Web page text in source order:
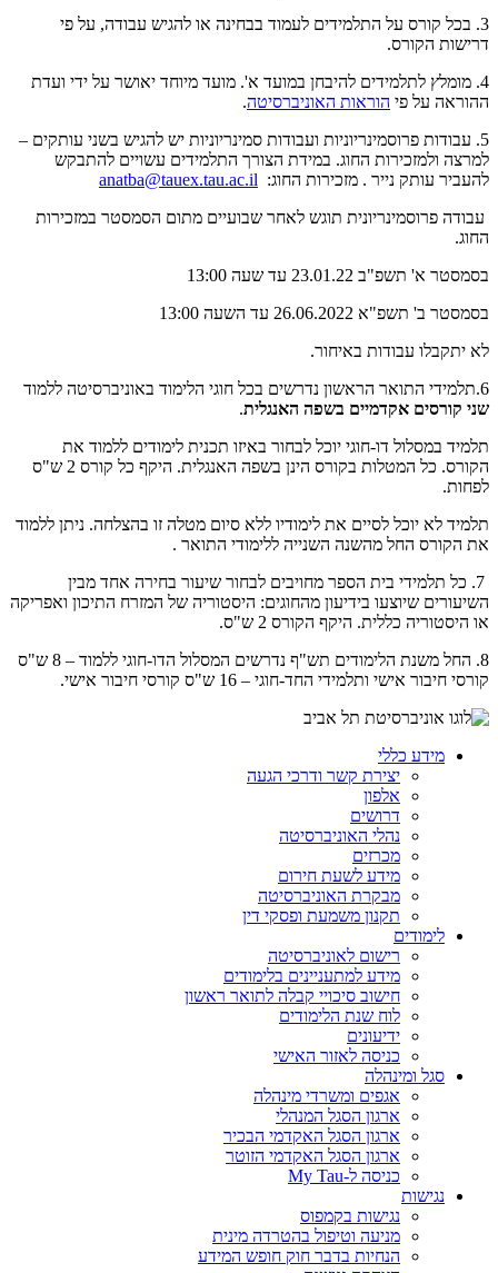
3. בכל קורס על התלמידים לעמוד בבחינה או להגיש עבודה, על פי
דרישות הקורס.
4. מומלץ לתלמידים להיבחן במועד א'. מועד מיוחד יאושר על ידי ועדת
ההוראה על פי הוראות האוניברסיטה.
5. עבודות פרוסמינריוניות ועבודות סמינריוניות יש להגיש בשני עותקים –
למרצה ולמזכירות החוג. במידת הצורך התלמידים עשויים להתבקש
להעביר עותק נייר . מזכירות החוג: anatba@tauex.tau.ac.il
עבודה פרוסמינריונית תוגש לאחר שבועיים מתום הסמסטר במזכירות
החוג.
בסמסטר א' תשפ"ב 23.01.22 עד שעה 13:00
בסמסטר ב' תשפ"א 26.06.2022 עד השעה 13:00
לא יתקבלו עבודות באיחור.
6.תלמידי התואר הראשון נדרשים בכל חוגי הלימוד באוניברסיטה ללמוד
שני קורסים אקדמיים בשפה האנגלית.
תלמיד במסלול דו-חוגי יוכל לבחור באיזו תכנית לימודים ללמוד את
הקורס. כל המטלות בקורס הינן בשפה האנגלית. היקף כל קורס 2 ש"ס
לפחות.
תלמיד לא יוכל לסיים את לימודיו ללא סיום מטלה זו בהצלחה. ניתן ללמוד
את הקורס החל מהשנה השנייה ללימודי התואר .
7. כל תלמידי בית הספר מחויבים לבחור שיעור בחירה אחד מבין
השיעורים שיוצעו בידיעון מהחוגים: היסטוריה של המזרח התיכון ואפריקה
או היסטוריה כללית. היקף הקורס 2 ש"ס.
8. החל משנת הלימודים תש"ף נדרשים המסלול הדו-חוגי ללמוד – 8 ש"ס
קורסי חיבור אישי ותלמידי החד-חוגי – 16 ש"ס קורסי חיבור אישי.
מידע כללי
יצירת קשר ודרכי הגעה
אלפון
דרושים
נהלי האוניברסיטה
מכרזים
מידע לשעת חירום
מבקרת האוניברסיטה
תקנון משמעת ופסקי דין
לימודים
רישום לאוניברסיטה
מידע למתעניינים בלימודים
חישוב סיכויי קבלה לתואר ראשון
לוח שנת הלימודים
ידיעונים
כניסה לאזור האישי
סגל ומינהלה
אגפים ומשרדי מינהלה
ארגון הסגל המנהלי
ארגון הסגל האקדמי הבכיר
ארגון הסגל האקדמי הזוטר
כניסה ל-My Tau
נגישות
נגישות בקמפוס
מניעה וטיפול בהטרדה מינית
הנחיות בדבר חוק חופש המידע